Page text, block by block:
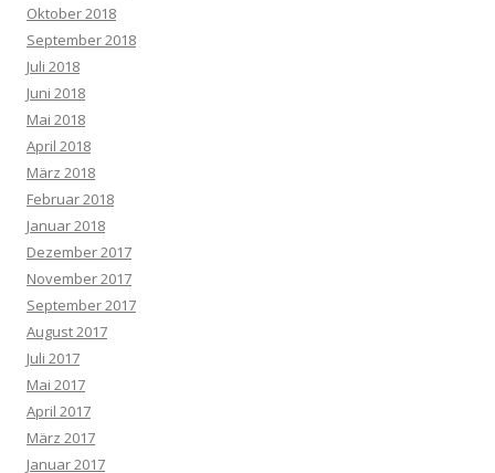
Oktober 2018
September 2018
Juli 2018
Juni 2018
Mai 2018
April 2018
März 2018
Februar 2018
Januar 2018
Dezember 2017
November 2017
September 2017
August 2017
Juli 2017
Mai 2017
April 2017
März 2017
Januar 2017